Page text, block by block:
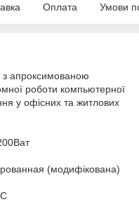
Оплата Умови
з апроксимованою
роботи компьютерної
у офісних та житлових
(модифікована)